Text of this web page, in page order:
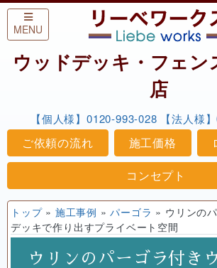
Skip to content
MENU
ウッドデッキ・フェン
店
【個人様】0120-993-028 【法人様
ご依頼の流れ 施工価格
コンセプト
トップ» 施工事例 »パーゴラ » ウリンの
デッキで作り出すプライベート空間
ウリンのパーゴラ付き